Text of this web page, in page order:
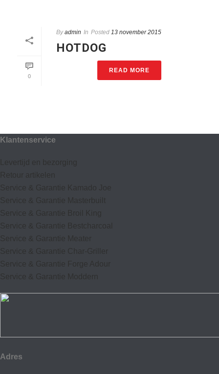
0
By admin In Posted 13 november 2015
HOTDOG
READ MORE
Klantenservice
Levertijd en bezorging
Retour artikelen
Service & Garantie Kamado Joe
Service & Garantie Masterbuilt
Service & Garantie Broil King
Service & Garantie Bestcharcoal
Service & Garantie Meater
Service & Garantie Char-Griller
Service & Garantie Forge Adour
Service & Garantie Moddern
Adres